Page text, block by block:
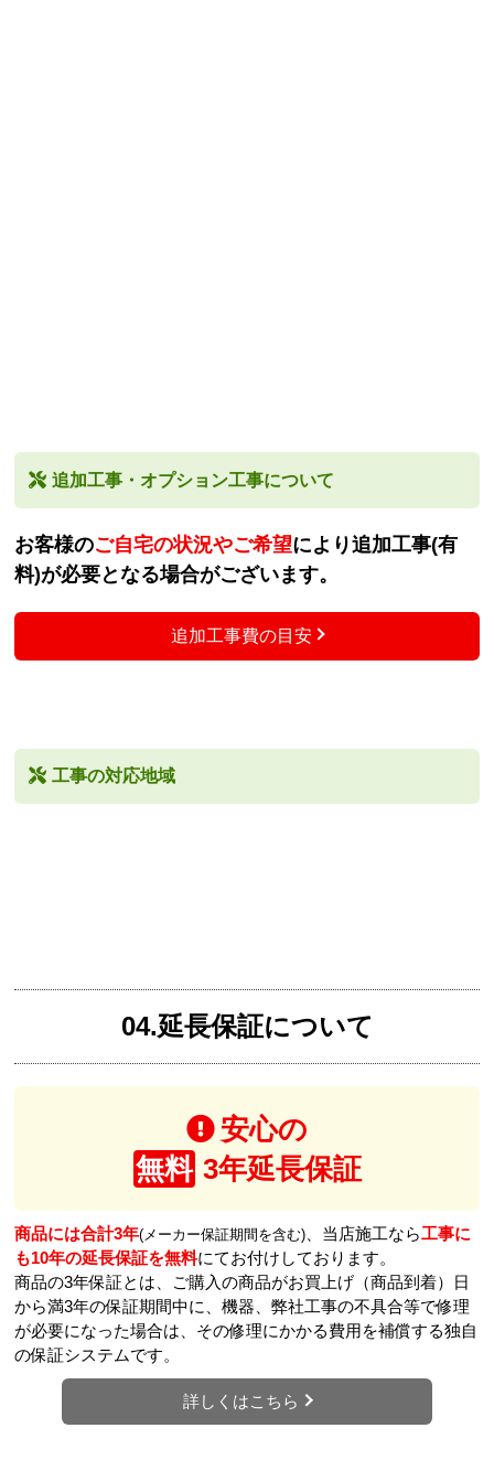
追加工事・オプション工事について
お客様のご自宅の状況やご希望により追加工事(有
料)が必要となる場合がございます。
追加工事費の目安
工事の対応地域
04.延長保証について
安心の
無料 3年延長保証
商品には合計3年(メーカー保証期間を含む) 、当店施工なら工事に
も10年の延長保証を無料にてお付けしております。
商品の3年保証とは、ご購入の商品がお買上げ（商品到着）日
から満3年の保証期間中に、機器、弊社工事の不具合等で修理
が必要になった場合は、その修理にかかる費用を補償する独自
の保証システムです。
詳しくはこちら